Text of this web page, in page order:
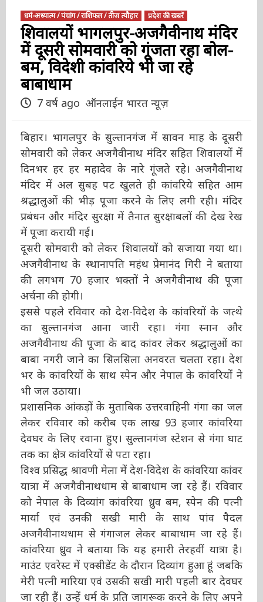
धर्म-अध्यात्म / पंचांग / राशिफल / तीज त्यौहार प्रदेश की खबरें
शिवालयों भागलपुर-अजगैवीनाथ
मंदिर में दूसरी सोमवारी को गूंजता रहा
बोल-बम, विदेशी कांवरिये भी जा रहे
बाबाधाम
7 वर्ष ago ऑनलाईन भारत न्यूज़
बिहार। भागलपुर के सुल्तानगंज में सावन माह के दूसरी
सोमवारी को लेकर अजगैवीनाथ मंदिर सहित शिवालयों
में दिनभर हर हर महादेव के नारे गूंजते रहे। अजगैवीनाथ
मंदिर में अल सुबह पट खुलते ही कांवरिये सहित आम
श्रद्धालुओं की भीड़ पूजा करने के लिए लगी रही। मंदिर
प्रबंधन और मंदिर सुरक्षा में तैनात सुरक्षाबलों की देख
रेख में पूजा करायी गई।
दूसरी सोमवारी को लेकर शिवालयों को सजाया गया था।
अजगैवीनाथ के स्थानापति महंथ प्रेमानंद गिरी ने बताया
की लगभग 70 हजार भक्तों ने अजगैवीनाथ की पूजा
अर्चना की होगी।
इससे पहले रविवार को देश-विदेश के कांवरियों के जत्थे
का सुल्तानगंज आना जारी रहा। गंगा स्नान और
अजगैवीनाथ की पूजा के बाद कांवर लेकर श्रद्धालुओं का
बाबा नगरी जाने का सिलसिला अनवरत चलता रहा। देश
भर के कांवरियों के साथ स्पेन और नेपाल के कांवरियों ने
भी जल उठाया।
प्रशासनिक आंकड़ों के मुताबिक उत्तरवाहिनी गंगा का
जल लेकर रविवार को करीब एक लाख 93 हजार
कांवरिया देवघर के लिए रवाना हुए। सुल्तानगंज स्टेशन
से गंगा घाट तक का क्षेत्र कांवरियों से पटा रहा।
विश्व प्रसिद्ध श्रावणी मेला में देश-विदेश के कांवरिया
कांवर यात्रा में अजगैवीनाथधाम से बाबाधाम जा रहे हैं।
रविवार को नेपाल के दिव्यांग कांवरिया ध्रुव बम, स्पेन की
पत्नी मार्या एवं उनकी सखी मारी के साथ पांव पैदल
अजगैवीनाथधाम से गंगाजल लेकर बाबाधाम जा रहे हैं।
कांवरिया ध्रुव ने बताया कि यह हमारी तेरहवीं यात्रा है।
माउंट एवरेस्ट में एक्सीडेंट के दौरान दिव्यांग हुआ हूं
जबकि मेरी पत्नी मारिया एवं उसकी सखी मारी पहली
बार देवघर जा रही हैं। उन्हें धर्म के प्रति जागरूक करने